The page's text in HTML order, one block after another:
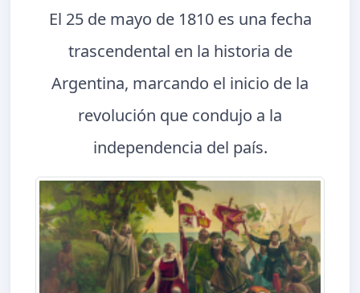
El 25 de mayo de 1810 es una fecha
trascendental en la historia de
Argentina, marcando el inicio de la
revolución que condujo a la
independencia del país.